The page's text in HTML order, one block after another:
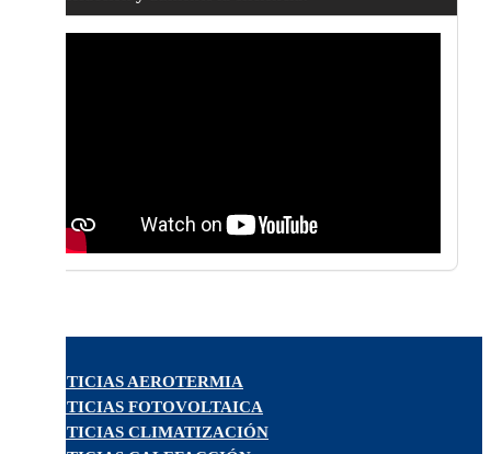
NOTICIAS AEROTERMIA
NOTICIAS FOTOVOLTAICA
NOTICIAS CLIMATIZACIÓN